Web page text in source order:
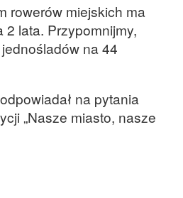
rowerów miejskich ma
lata. Przypomnijmy,
na 44
na pytania
„Nasze miasto, nasze